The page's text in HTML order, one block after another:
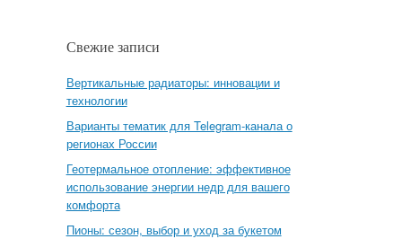
Свежие записи
Вертикальные радиаторы: инновации и
технологии
Варианты тематик для Telegram-канала о
регионах России
Геотермальное отопление: эффективное
использование энергии недр для вашего
комфорта
Пионы: сезон, выбор и уход за букетом